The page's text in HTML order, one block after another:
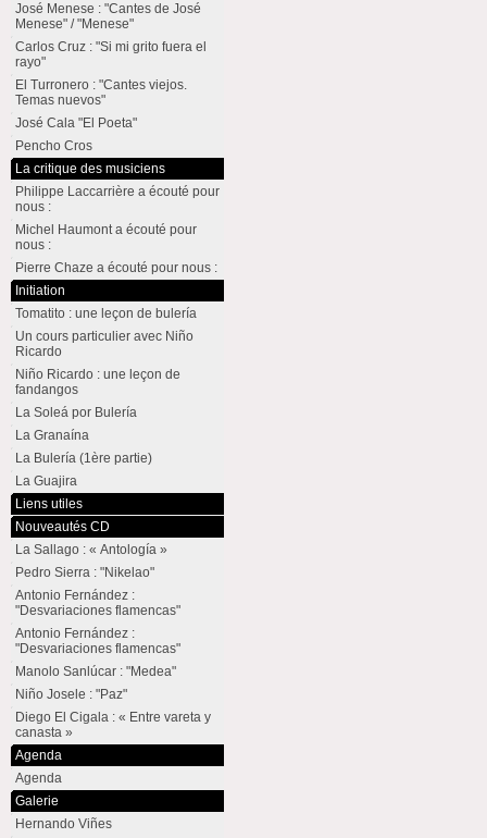
José Menese : "Cantes de José
Menese" / "Menese"
Carlos Cruz : "Si mi grito fuera el
rayo"
El Turronero : "Cantes viejos.
Temas nuevos"
José Cala "El Poeta"
Pencho Cros
La critique des musiciens
Philippe Laccarrière a écouté pour
nous :
Michel Haumont a écouté pour
nous :
Pierre Chaze a écouté pour nous :
Initiation
Tomatito : une leçon de bulería
Un cours particulier avec Niño
Ricardo
Niño Ricardo : une leçon de
fandangos
La Soleá por Bulería
La Granaína
La Bulería (1ère partie)
La Guajira
Liens utiles
Nouveautés CD
La Sallago : « Antología »
Pedro Sierra : "Nikelao"
Antonio Fernández :
"Desvariaciones flamencas"
Antonio Fernández :
"Desvariaciones flamencas"
Manolo Sanlúcar : "Medea"
Niño Josele : "Paz"
Diego El Cigala : « Entre vareta y
canasta »
Agenda
Agenda
Galerie
Hernando Viñes